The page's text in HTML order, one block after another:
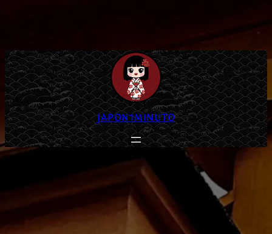
JAPON1MINUTO